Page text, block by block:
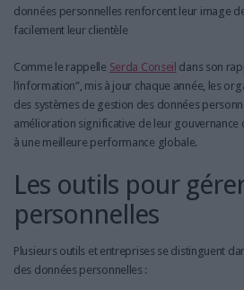
données personnelles renforcent leur image
facilement leur clientèle
Comme le rappelle Serda Conseil dans son
l’information”, mis à jour chaque année, les
des systèmes de gestion des données
amélioration significative de leur
à une meilleure performance globale.
Les outils pour
personnelles
Plusieurs outils et entreprises se distinguent
des données personnelles :